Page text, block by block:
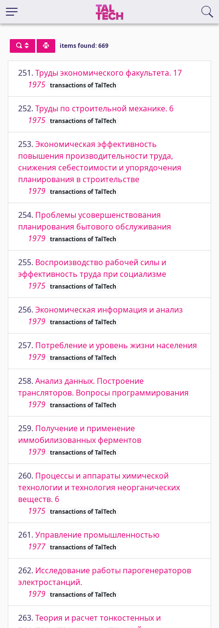
items found: 669
251. Труды экономического факультета. 17
1975 transactions of TalTech
252. Труды по строительной механике. 6
1975 transactions of TalTech
253. Экономическая эффективность
повышения производительности труда,
снижения себестоимости и упорядочения
планирования в строительстве
1979 transactions of TalTech
254. Проблемы усовершенствования
планирования бытового обслуживания
1979 transactions of TalTech
255. Воспроизводство рабочей силы и
эффективность труда при социализме
1975 transactions of TalTech
256. Экономическая информация и анализ
1979 transactions of TalTech
257. Потребление и уровень жизни населения
1979 transactions of TalTech
258. Анализ данных. Построение
трансляторов. Вопросы программирования
1979 transactions of TalTech
259. Получение и применение
иммобилизованных ферментов
1979 transactions of TalTech
260. Процессы и аппараты химической
технологии и технология неорганических
веществ. 6
1975 transactions of TalTech
261. Управление промышленностью
1977 transactions of TalTech
262. Исследование работы парогенераторов
электростанций.
1979 transactions of TalTech
263. Теория и расчет тонкостенных и